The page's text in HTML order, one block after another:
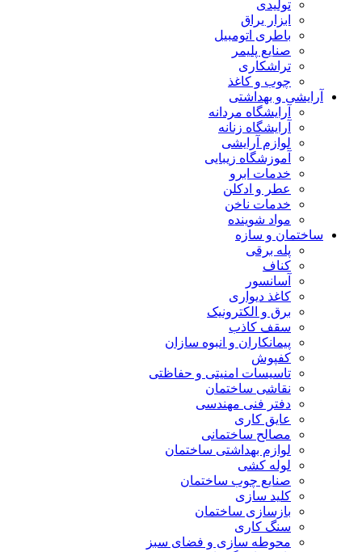
تولیدی
ابزار یراق
باطری اتومبیل
صنایع پلیمر
تراشکاری
چوب و کاغذ
آرایشی و بهداشتی
آرایشگاه مردانه
آرایشگاه زنانه
لوازم آرایشی
آموزشگاه زیبایی
خدمات ابرو
عطر و ادکلن
خدمات ناخن
مواد شوینده
ساختمان و سازه
پله برقی
کناف
آسانسور
کاغذ دیواری
برق و الکترونیک
سقف کاذب
پیمانکاران و انبوه سازان
کفپوش
تاسیسات امنیتی و حفاظتی
نقاشی ساختمان
دفتر فنی مهندسی
عایق کاری
مصالح ساختمانی
لوازم بهداشتی ساختمان
لوله کشی
صنایع چوب ساختمان
کلید سازی
بازسازی ساختمان
سنگ کاری
محوطه سازی و فضای سبز